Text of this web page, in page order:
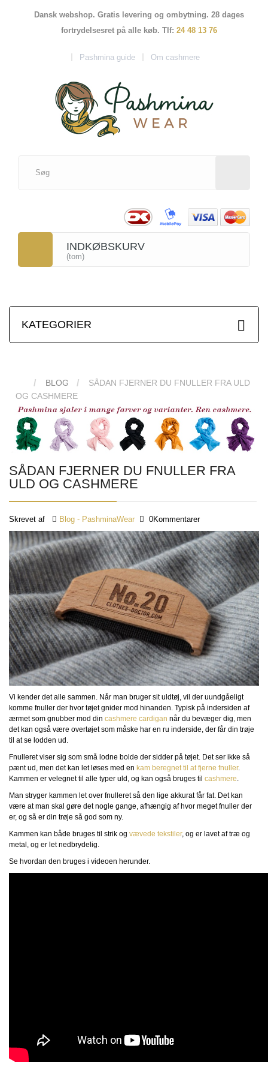
Dansk webshop. Gratis levering og ombytning. 28 dages
fortrydelsesret på alle køb. Tlf: 24 48 13 76
Pashmina guide Om cashmere
INDKØBSKURV
(tom)
KATEGORIER
BLOG
SÅDAN FJERNER DU FNULLER FRA ULD
OG CASHMERE
SÅDAN FJERNER DU FNULLER FRA
ULD OG CASHMERE
Skrevet af Blog - PashminaWear 0Kommentarer
Vi kender det alle sammen. Når man bruger sit uldtøj, vil der uundgåeligt
komme fnuller der hvor tøjet gnider mod hinanden. Typisk på indersiden af
ærmet som gnubber mod din cashmere cardigan når du bevæger dig, men
det kan også være overtøjet som måske har en ru inderside, der får din trøje
til at se lodden ud.
Fnulleret viser sig som små lodne bolde der sidder på tøjet. Det ser ikke så
pænt ud, men det kan let løses med en kam beregnet til at fjerne fnuller.
Kammen er velegnet til alle typer uld, og kan også bruges til cashmere.
Man stryger kammen let over fnulleret så den lige akkurat får fat. Det kan
være at man skal gøre det nogle gange, afhængig af hvor meget fnuller der
er, og så er din trøje så god som ny.
Kammen kan både bruges til strik og vævede tekstiler, og er lavet af træ og
metal, og er let nedbrydelig.
Se hvordan den bruges i videoen herunder.